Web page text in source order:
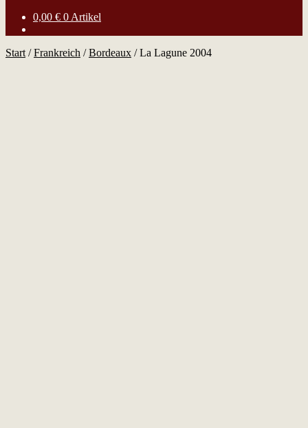
0,00 € 0 Artikel
Start /Frankreich /Bordeaux /La Lagune 2004